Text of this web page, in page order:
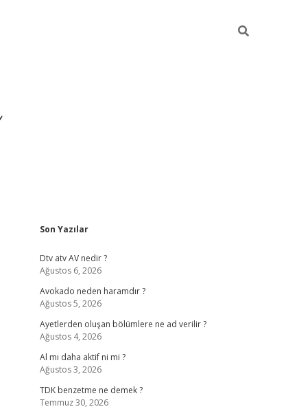
Sidebar
Son Yazılar
Dtv atv AV nedir ?
Ağustos 6, 2026
Avokado neden haramdır ?
Ağustos 5, 2026
Ayetlerden oluşan bölümlere ne ad verilir ?
Ağustos 4, 2026
Al mı daha aktif ni mi ?
Ağustos 3, 2026
TDK benzetme ne demek ?
Temmuz 30, 2026